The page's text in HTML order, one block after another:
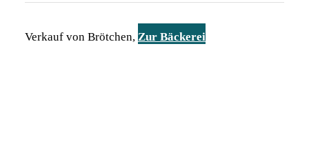
Verkauf von Brötchen, Zur Bäckerei